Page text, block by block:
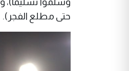
حتى مطلع الفجر).